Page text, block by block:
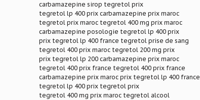
carbamazepine sirop tegretol prix
tegretol lp 400 prix carbamazepine prix maroc
tegretol prix maroc tegretol 400 mg prix maroc
carbamazepine posologie tegretol lp 400 prix
prix tegretol lp 400 france tegretol prise de sang
tegretol 400 prix maroc tegretol 200 mg prix
prix tegretol lp 200 carbamazepine prix maroc
tegretol 400 prix france tegretol 400 prix france
carbamazepine prix maroc prix tegretol lp 400 france
tegretol lp 400 prix tegretol prix
tegretol 400 mg prix maroc tegretol alcool